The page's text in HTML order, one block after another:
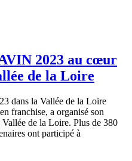
2023 au cœur
de la Loire
dans la Vallée de la Loire
franchise, a organisé son
de la Loire. Plus de 380
ont participé à